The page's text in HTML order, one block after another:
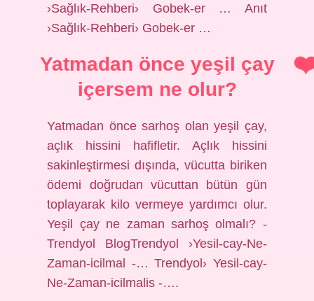
›Sağlık-Rehberi› Gobek-er … Anıt
›Sağlık-Rehberi› Gobek-er …
Yatmadan önce yeşil çay
içersem ne olur?
Yatmadan önce sarhoş olan yeşil çay,
açlık hissini hafifletir. Açlık hissini
sakinleştirmesi dışında, vücutta biriken
ödemi doğrudan vücuttan bütün gün
toplayarak kilo vermeye yardımcı olur.
Yeşil çay ne zaman sarhoş olmalı? -
Trendyol BlogTrendyol ›Yesil-cay-Ne-
Zaman-icilmal -… Trendyol› Yesil-cay-
Ne-Zaman-icilmalis -….